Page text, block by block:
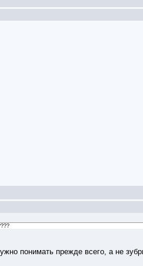
понимать прежде всего, а не